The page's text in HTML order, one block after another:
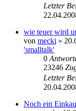
Letzter
wie teuer wird
von mecki »
'smalltalk'
0
23246
Letzter
Noch ein